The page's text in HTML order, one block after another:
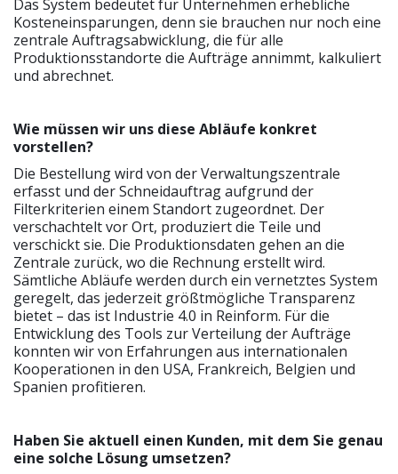
Das System bedeutet für Unternehmen erhebliche
Kosteneinsparungen, denn sie brauchen nur noch eine
zentrale Auftragsabwicklung, die für alle
Produktionsstandorte die Aufträge annimmt, kalkuliert
und abrechnet.
Wie müssen wir uns diese Abläufe konkret
vorstellen?
Die Bestellung wird von der Verwaltungszentrale
erfasst und der Schneidauftrag aufgrund der
Filterkriterien einem Standort zugeordnet. Der
verschachtelt vor Ort, produziert die Teile und
verschickt sie. Die Produktionsdaten gehen an die
Zentrale zurück, wo die Rechnung erstellt wird.
Sämtliche Abläufe werden durch ein vernetztes System
geregelt, das jederzeit größtmögliche Transparenz
bietet – das ist Industrie 4.0 in Reinform. Für die
Entwicklung des Tools zur Verteilung der Aufträge
konnten wir von Erfahrungen aus internationalen
Kooperationen in den USA, Frankreich, Belgien und
Spanien profitieren.
Haben Sie aktuell einen Kunden, mit dem Sie genau
eine solche Lösung umsetzen?